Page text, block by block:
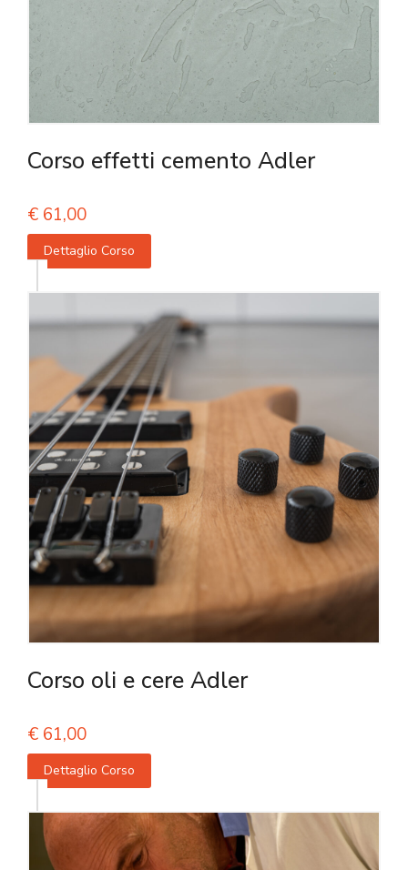
Corso effetti cemento Adler
€ 61,00
Dettaglio Corso
Corso oli e cere Adler
€ 61,00
Dettaglio Corso